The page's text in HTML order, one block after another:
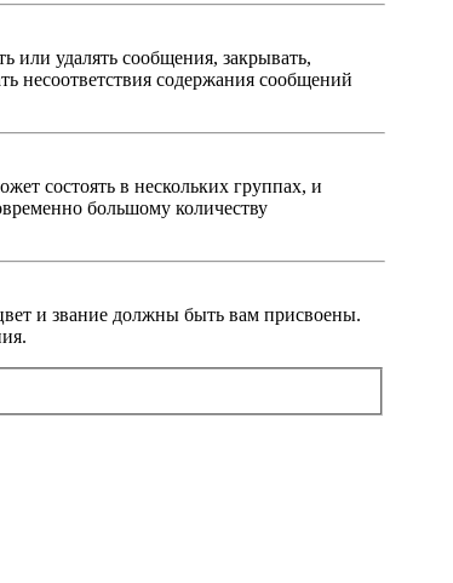
или удалять сообщения, закрывать,
несоответствия содержания сообщений
состоять в нескольких группах, и
большому количеству
и звание должны быть вам присвоены.